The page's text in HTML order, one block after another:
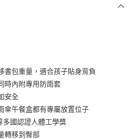
供之點數服務，可於會員專區綁定中華電信
Hami Point 折抵消費金額 (1點等於1元)。
書包重量，適合孩子貼身背負
時內附專用防雨套
安全
傘午餐盒都有專屬放置位子
多國認證人體工學獎
轉移到臀部